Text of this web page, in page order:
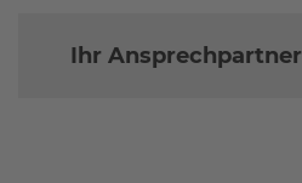
Ihr Ansprechpartner